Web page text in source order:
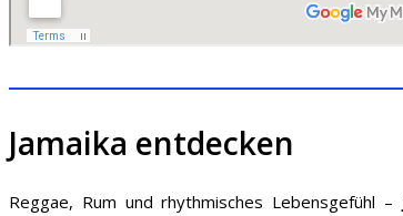
Jamaika entdecken
Reggae, Rum und rhythmisches Lebensgefühl –